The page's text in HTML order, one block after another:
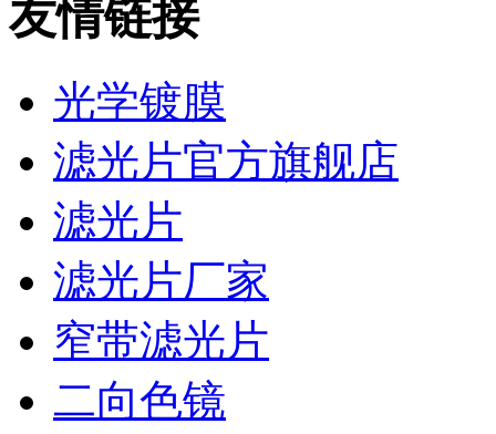
友情链接
光学镀膜
滤光片官方旗舰店
滤光片
滤光片厂家
窄带滤光片
二向色镜